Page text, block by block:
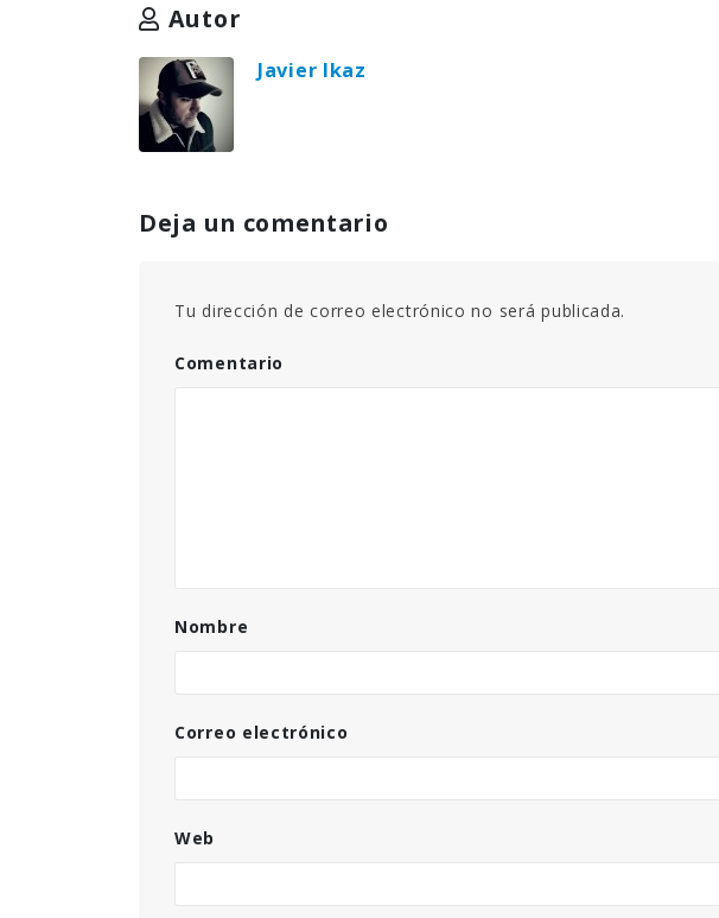
Autor
Javier Ikaz
Deja un comentario
Tu dirección de correo electrónico no será publicada.
Comentario
Nombre
Correo electrónico
Web